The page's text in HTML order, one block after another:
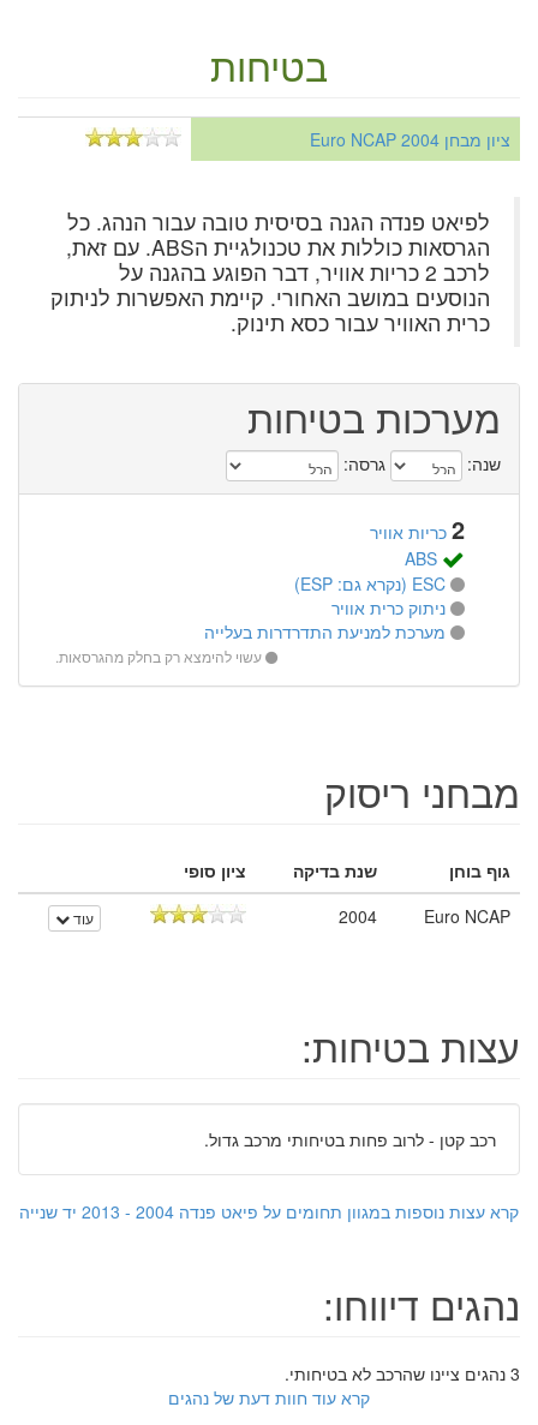
בטיחות
ציון מבחן Euro NCAP 2004
לפיאט פנדה הגנה בסיסית טובה עבור הנהג. כל
הגרסאות כוללות את טכנולגיית הABS. עם זאת,
לרכב 2 כריות אוויר, דבר הפוגע בהגנה על
הנוסעים במושב האחורי. קיימת האפשרות לניתוק
כרית האוויר עבור כסא תינוק.
מערכות בטיחות
שנה: גרסה:
2 כריות אוויר
ABS
ESC (נקרא גם: ESP)
ניתוק כרית אוויר
מערכת למניעת התדרדרות בעלייה
עשוי להימצא רק בחלק מהגרסאות.
מבחני ריסוק
גוף בוחן שנת בדיקה
ציון סופי
Euro NCAP
2004 עוד
עצות בטיחות:
רכב קטן - לרוב פחות בטיחותי מרכב גדול.
קרא עצות נוספות במגוון תחומים על פיאט פנדה 2004 - 2013 יד שנייה
נהגים דיווחו:
3 נהגים ציינו שהרכב לא בטיחותי.
קרא עוד חוות דעת של נהגים